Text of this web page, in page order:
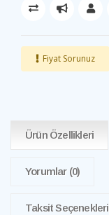
Fiyat Sorunuz
Ürün Özellikleri
Yorumlar (0)
Taksit Seçenekleri